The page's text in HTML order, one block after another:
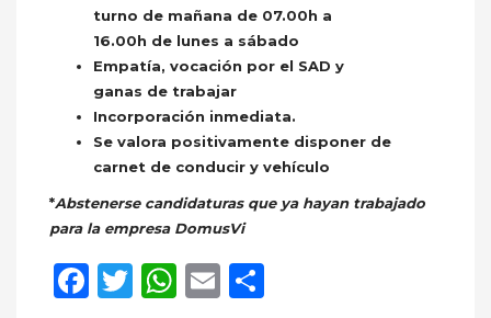
turno de mañana de 07.00h a
16.00h de lunes a sábado
Empatía, vocación por el SAD y
ganas de trabajar
Incorporación inmediata.
Se valora positivamente disponer de
carnet de conducir y vehículo
*Abstenerse candidaturas que ya hayan trabajado
para la empresa DomusVi
Facebook
Twitter
WhatsApp
Email